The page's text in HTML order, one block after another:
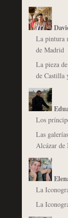
La pintura
de Madrid
La pieza
de Castilla
Los
Las
Alcázar
La
La